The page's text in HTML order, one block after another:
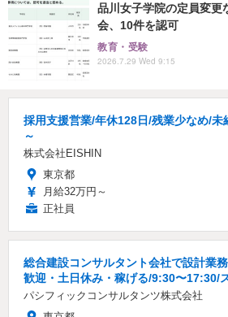
品川女子学院の定員変
会、10件を認可
教育・受験
2026.7.29 Wed 9:15
採用支援営業/年休128日/残業少なめ/未
～
株式会社EISHIN
東京都
月給32万円～
正社員
総合建設コンサルタント会社で設計業
歓迎・土日休み・稼げる/9:30〜17:30/
パシフィックコンサルタンツ株式会社